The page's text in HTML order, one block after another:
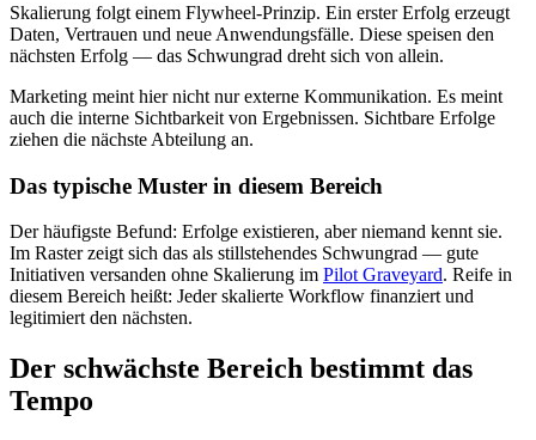
Skalierung folgt einem Flywheel-Prinzip. Ein erster Erfolg erzeugt
Daten, Vertrauen und neue Anwendungsfälle. Diese speisen den
nächsten Erfolg — das Schwungrad dreht sich von allein.
Marketing meint hier nicht nur externe Kommunikation. Es meint
auch die interne Sichtbarkeit von Ergebnissen. Sichtbare Erfolge
ziehen die nächste Abteilung an.
Das typische Muster in diesem Bereich
Der häufigste Befund: Erfolge existieren, aber niemand kennt sie.
Im Raster zeigt sich das als stillstehendes Schwungrad — gute
Initiativen versanden ohne Skalierung im Pilot Graveyard. Reife in
diesem Bereich heißt: Jeder skalierte Workflow finanziert und
legitimiert den nächsten.
Der schwächste Bereich bestimmt das
Tempo